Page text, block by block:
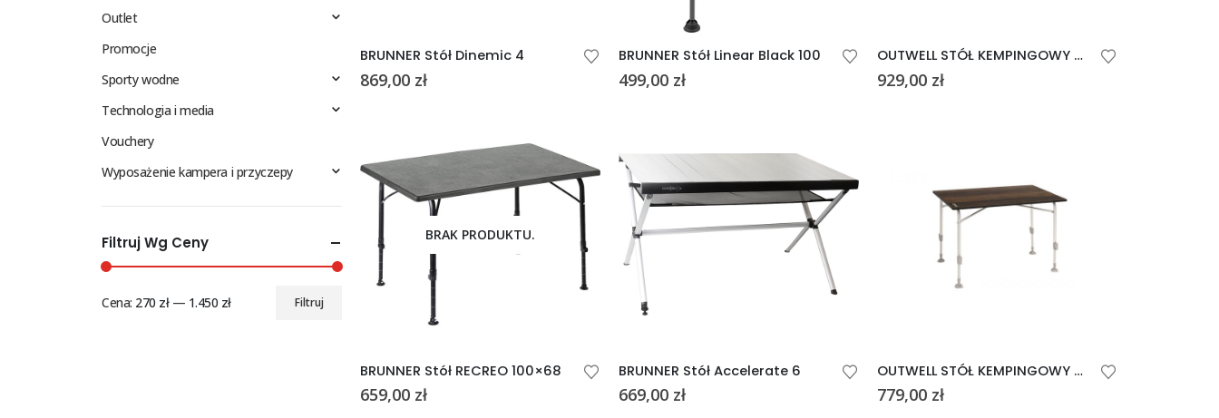
BRUNNER Stół Dinemic 4
869,00 zł
BRUNNER Stół Linear Black 100
499,00 zł
OUTWELL STÓŁ KEMPINGOWY BERLAND L
929,00 zł
BRAK PRODUKTU.
BRUNNER Stół RECREO 100×68
659,00 zł
BRUNNER Stół Accelerate 6
669,00 zł
OUTWELL STÓŁ KEMPINGOWY BERLAND M
779,00 zł
Outlet
Promocje
Sporty wodne
Technologia i media
Vouchery
Wyposażenie kampera i przyczepy
Filtruj Wg Ceny
Filtruj
Cena: 270 zł— 1.450 zł